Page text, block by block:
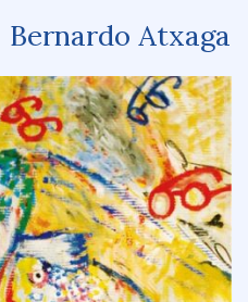
Bernardo Atxaga